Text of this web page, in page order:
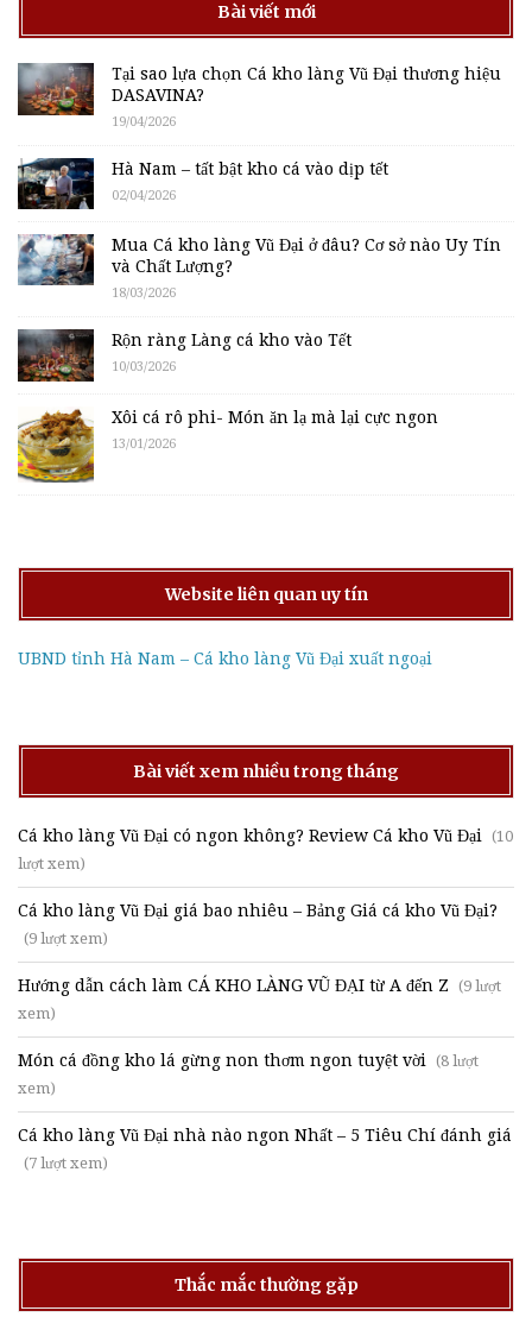
Bài viết mới
Tại sao lựa chọn Cá kho làng Vũ Đại thương hiệu
DASAVINA?
19/04/2026
Hà Nam – tất bật kho cá vào dịp tết
02/04/2026
Mua Cá kho làng Vũ Đại ở đâu? Cơ sở nào Uy Tín
và Chất Lượng?
18/03/2026
Rộn ràng Làng cá kho vào Tết
10/03/2026
Xôi cá rô phi- Món ăn lạ mà lại cực ngon
13/01/2026
Website liên quan uy tín
UBND tỉnh Hà Nam – Cá kho làng Vũ Đại xuất ngoại
Bài viết xem nhiều trong tháng
Cá kho làng Vũ Đại có ngon không? Review Cá kho Vũ Đại (10
lượt xem)
Cá kho làng Vũ Đại giá bao nhiêu – Bảng Giá cá kho Vũ Đại?
(9 lượt xem)
Hướng dẫn cách làm CÁ KHO LÀNG VŨ ĐẠI từ A đến Z (9 lượt
xem)
Món cá đồng kho lá gừng non thơm ngon tuyệt vời (8 lượt
xem)
Cá kho làng Vũ Đại nhà nào ngon Nhất – 5 Tiêu Chí đánh giá
(7 lượt xem)
Thắc mắc thường gặp